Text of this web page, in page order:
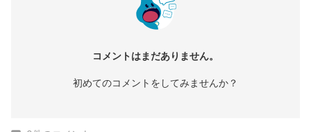
コメントはまだありません。
初めてのコメントをしてみませんか？